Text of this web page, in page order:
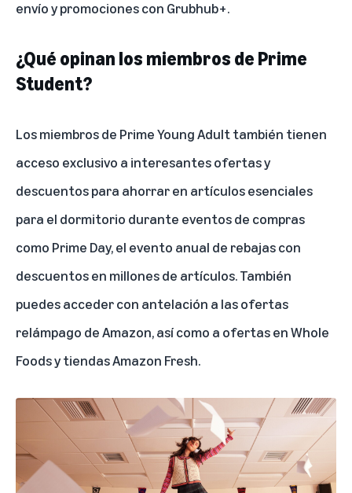
envío y promociones con Grubhub+.
¿Qué opinan los miembros de Prime
Student?
Los miembros de Prime Young Adult también tienen
acceso exclusivo a interesantes ofertas y
descuentos para ahorrar en artículos esenciales
para el dormitorio durante eventos de compras
como Prime Day, el evento anual de rebajas con
descuentos en millones de artículos. También
puedes acceder con antelación a las ofertas
relámpago de Amazon, así como a ofertas en Whole
Foods y tiendas Amazon Fresh.